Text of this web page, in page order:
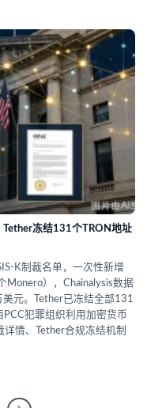
冻结131个TRON地址
K制裁名单，一次性新增
Monero），Chainalysis数据
元。Tether已冻结全部131
犯罪组织利用加密货币
情、Tether合规冻结机制